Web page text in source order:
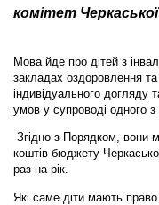
комітет
Мова йде про дітей з
закладах оздоровлення
індивідуального догляду
умов у супроводі одного з
Згідно з Порядком, вони
коштів бюджету
раз на рік.
Які саме діти мають